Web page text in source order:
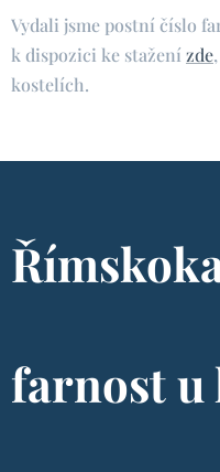
Vydali jsme postní číslo
k dispozici ke stažení zde
kostelích.
farnost u